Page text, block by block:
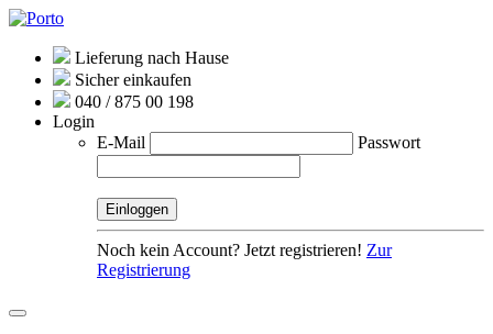
Lieferung nach Hause
Sicher einkaufen
040 / 875 00 198
Login
E-Mail
Passwort
Noch kein Account? Jetzt registrieren! Zur
Registrierung